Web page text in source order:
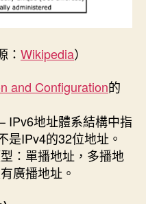
： Wikipedia）
and Configuration的
IPv6地址體系結構中指
是IPv4的32位地址。
：單播地址，多播地
廣播地址。